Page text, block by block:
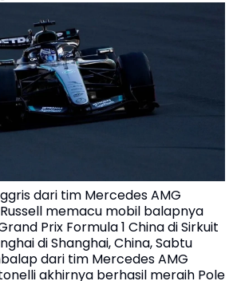
dari tim Mercedes AMG
memacu mobil balapnya
Prix Formula 1 China di Sirkuit
di Shanghai, China, Sabtu
dari tim Mercedes AMG
akhirnya berhasil meraih Pole